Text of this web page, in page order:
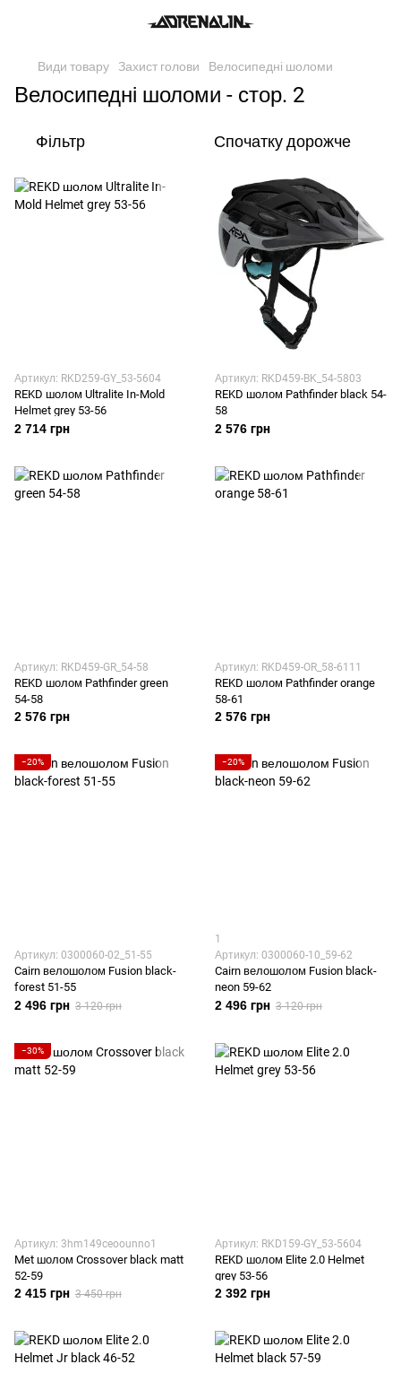
Види товару Захист голови Велосипедні шоломи
Велосипедні шоломи - стор. 2
Фільтр Спочатку дорожче
Артикул: RKD259-GY_53-5604
REKD шолом Ultralite In-Mold
Helmet grey 53-56
2 714 грн
Артикул: RKD459-BK_54-5803
REKD шолом Pathfinder black 54-
58
2 576 грн
Артикул: RKD459-GR_54-58
REKD шолом Pathfinder green
54-58
2 576 грн
Артикул: RKD459-OR_58-6111
REKD шолом Pathfinder orange
58-61
2 576 грн
−20%
Артикул: 0300060-02_51-55
Cairn велошолом Fusion black-
forest 51-55
2 496 грн 3 120 грн
−20%
1
Артикул: 0300060-10_59-62
Cairn велошолом Fusion black-
neon 59-62
2 496 грн 3 120 грн
−30%
Артикул: 3hm149ceoounno1
Met шолом Crossover black matt
52-59
2 415 грн 3 450 грн
Артикул: RKD159-GY_53-5604
REKD шолом Elite 2.0 Helmet
grey 53-56
2 392 грн